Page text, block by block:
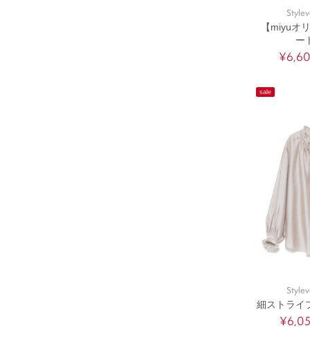
【miyuオ
ー
sale
細ストライ